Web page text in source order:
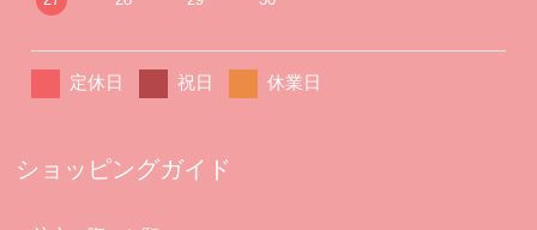
定休日 祝日 休業日
ショッピングガイド